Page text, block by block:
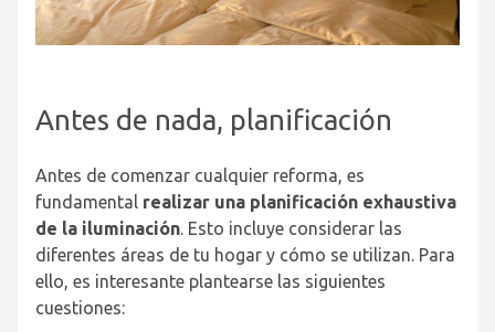
Antes de nada, planificación
Antes de comenzar cualquier reforma, es
fundamental realizar una planificación exhaustiva
de la iluminación. Esto incluye considerar las
diferentes áreas de tu hogar y cómo se utilizan. Para
ello, es interesante plantearse las siguientes
cuestiones: